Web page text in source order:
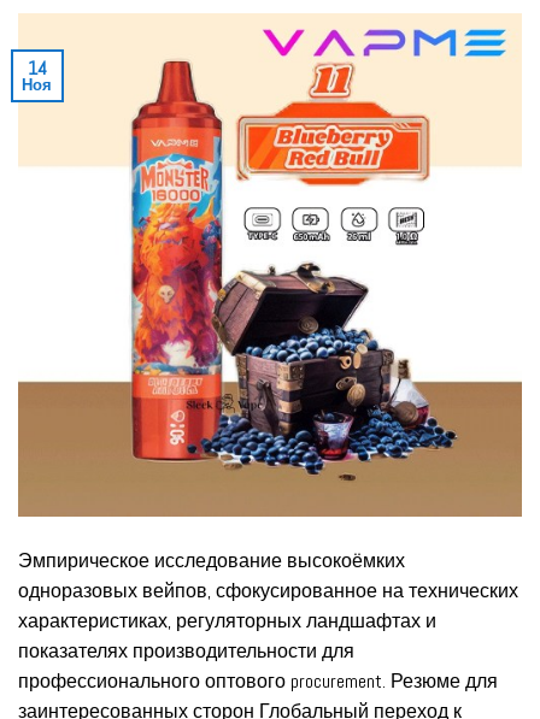
14
Ноя
Эмпирическое исследование высокоёмких
одноразовых вейпов, сфокусированное на технических
характеристиках, регуляторных ландшафтах и
показателях производительности для
профессионального оптового procurement. Резюме для
заинтересованных сторон Глобальный переход к